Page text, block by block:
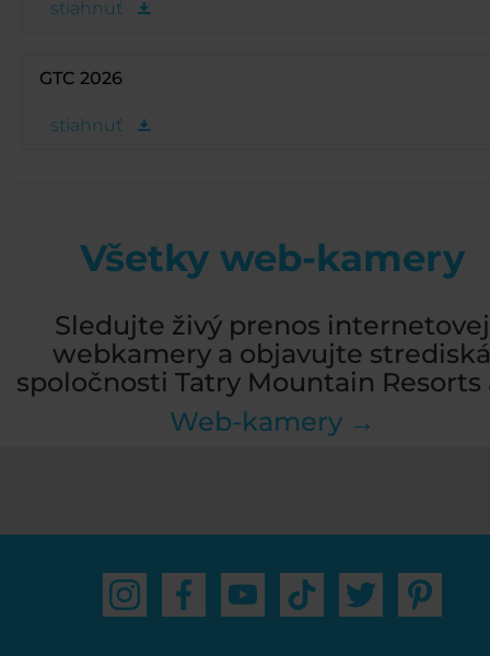
stiahnuť
GTC 2026
stiahnuť
Všetky web-kamery
Sledujte živý prenos internetovej
webkamery a objavujte strediská
spoločnosti Tatry Mountain Resorts
Web-kamery →